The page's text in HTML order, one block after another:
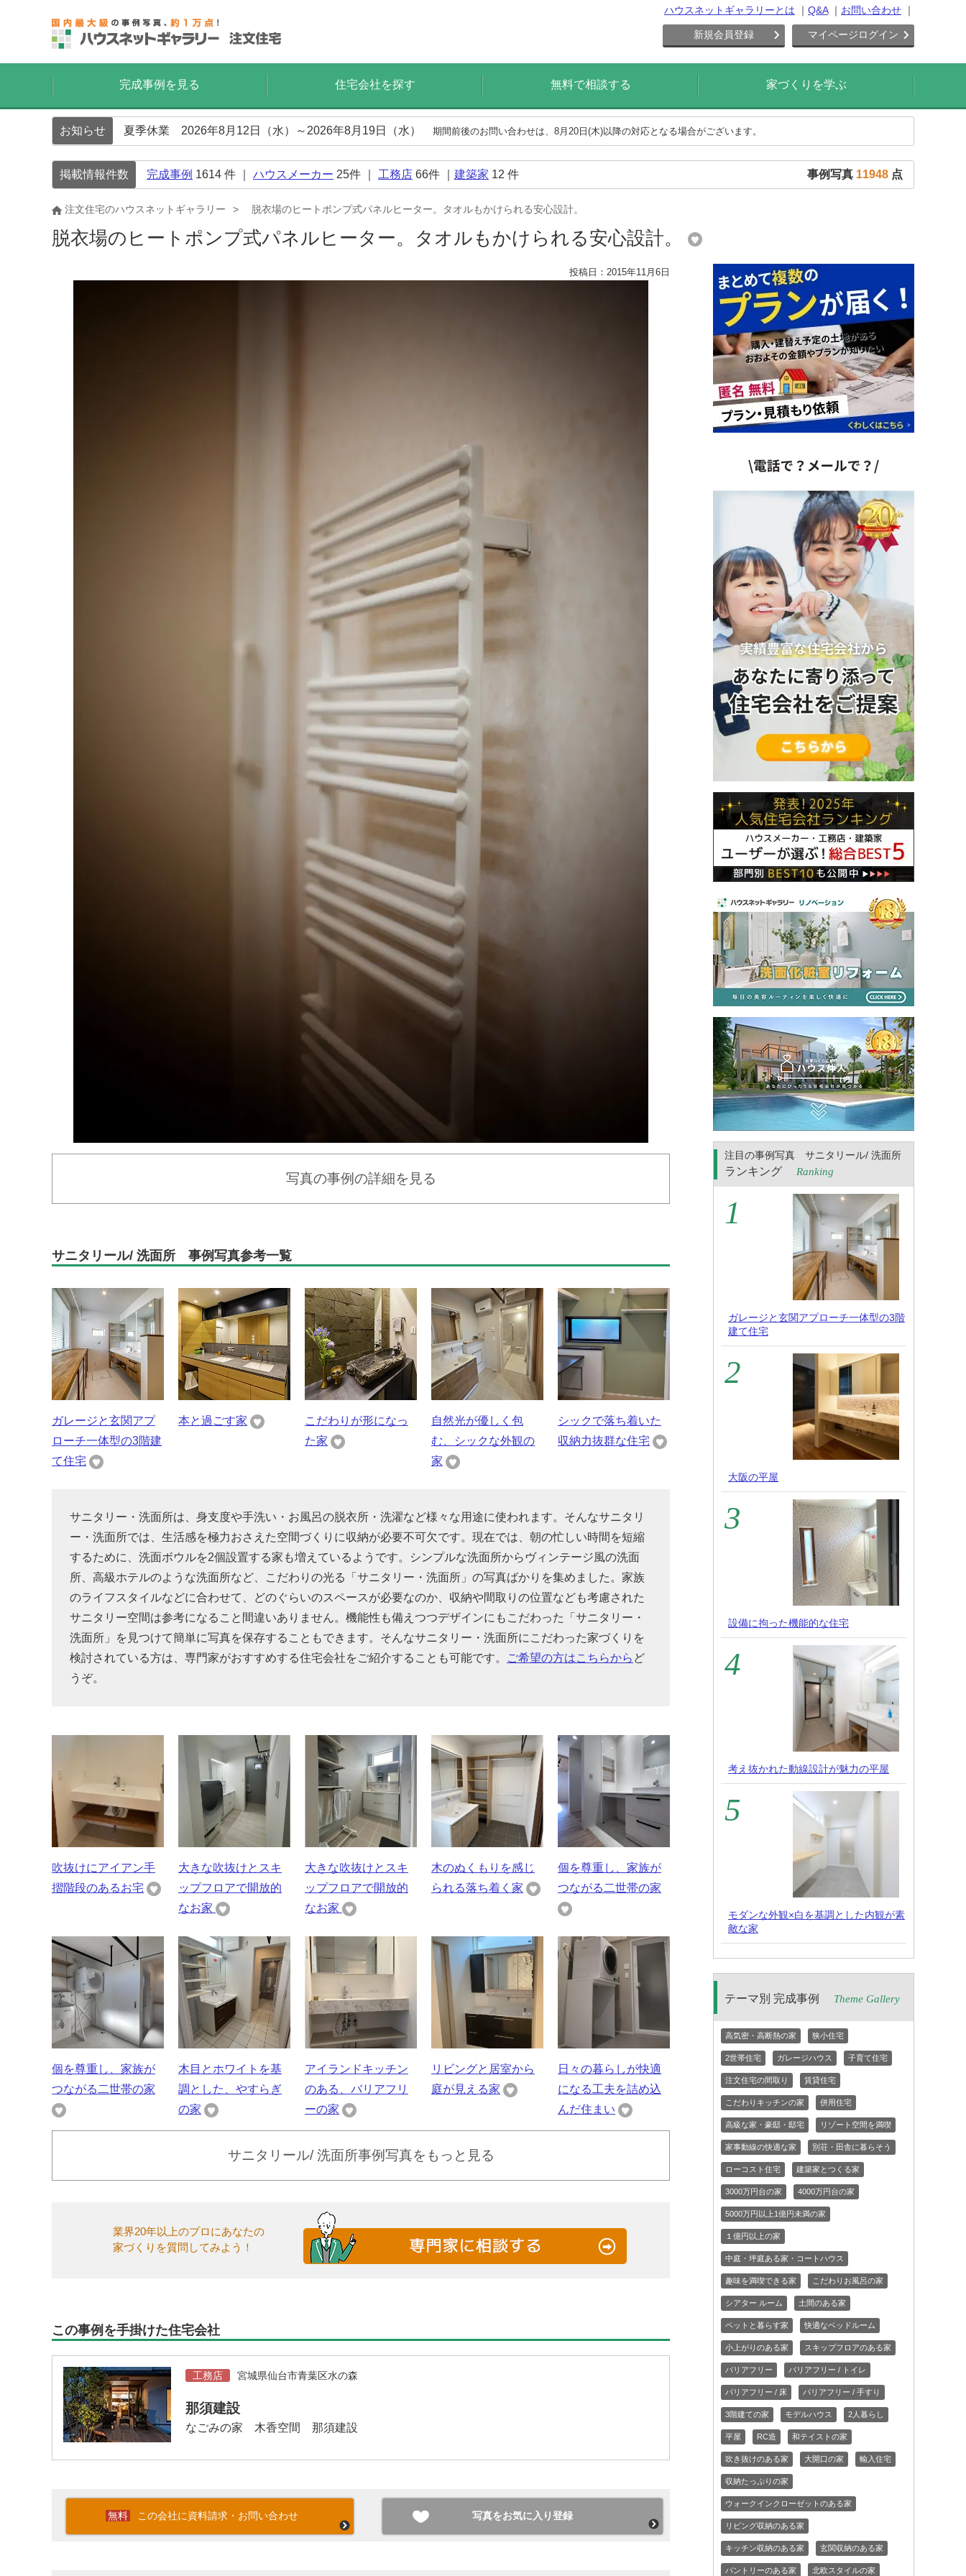
ハウスネットギャラリーとは Q&A お問い合わせ
新規会員登録 マイページログイン
完成事例を見る 住宅会社を探す 無料で相談する 家づくりを学ぶ
お知らせ 夏季休業 2026年8月12日（水）～2026年8月19日（水） 期間前後のお問い合わせは、8月20日(木)以降の対応となる場合がございます。
掲載情報件数 完成事例 1614 件 ｜ ハウスメーカー 25件 ｜ 工務店 66件 ｜ 建築家 12 件 事例写真 11948 点
注文住宅のハウスネットギャラリー 脱衣場のヒートポンプ式パネルヒーター。タオルもかけられる安心設計。
脱衣場のヒートポンプ式パネルヒーター。タオルもかけられる安心設計。
投稿日：2015年11月6日
写真の事例の詳細を見る
サニタリール/ 洗面所 事例写真参考一覧
ガレージと玄関アプ
ローチ一体型の3階建
て住宅
本と過ごす家
こだわりが形になっ
た家
自然光が優しく包
む、シックな外観の
家
シックで落ち着いた
収納力抜群な住宅
サニタリー・洗面所は、身支度や手洗い・お風呂の脱衣所・洗濯など様々な用途に使われます。そんなサニタリ
ー・洗面所では、生活感を極力おさえた空間づくりに収納が必要不可欠です。現在では、朝の忙しい時間を短縮
するために、洗面ボウルを2個設置する家も増えているようです。シンプルな洗面所からヴィンテージ風の洗面
所、高級ホテルのような洗面所など、こだわりの光る「サニタリー・洗面所」の写真ばかりを集めました。家族
のライフスタイルなどに合わせて、どのぐらいのスペースが必要なのか、収納や間取りの位置なども考慮された
サニタリー空間は参考になること間違いありません。機能性も備えつつデザインにもこだわった「サニタリー・
洗面所」を見つけて簡単に写真を保存することもできます。そんなサニタリー・洗面所にこだわった家づくりを
検討されている方は、専門家がおすすめする住宅会社をご紹介することも可能です。
ご希望の方はこちらから ど
うぞ。
吹抜けにアイアン手
摺階段のあるお宅
大きな吹抜けとスキ
ップフロアで開放的
なお家
大きな吹抜けとスキ
ップフロアで開放的
なお家
木のぬくもりを感じ
られる落ち着く家
個を尊重し、家族が
つながる二世帯の家
個を尊重し、家族が
つながる二世帯の家
木目とホワイトを基
調とした、やすらぎ
の家
アイランドキッチン
のある、バリアフリ
ーの家
リビングと居室から
庭が見える家
日々の暮らしが快適
になる工夫を詰め込
んだ住まい
サニタリール/ 洗面所事例写真をもっと見る
業界20年以上のプロにあなたの
家づくりを質問してみよう！
この事例を手掛けた住宅会社
工務店 宮城県仙台市青葉区水の森
那須建設
なごみの家 木香空間 那須建設
この会社に資料請求・お問い合わせ 写真をお気に入り登録
注目の事例写真 サニタリール/ 洗面所
ランキング Ranking
ガレージと玄関アプローチ一体型の3階
建て住宅
大阪の平屋
設備に拘った機能的な住宅
考え抜かれた動線設計が魅力の平屋
モダンな外観×白を基調とした内観が素
敵な家
テーマ別 完成事例 Theme Gallery
高気密・高断熱の家 狭小住宅
2世帯住宅 ガレージハウス 子育て住宅
注文住宅の間取り 賃貸住宅
こだわりキッチンの家 併用住宅
高級な家・豪邸・邸宅 リゾート空間を満喫
家事動線の快適な家 別荘・田舎に暮らそう
ローコスト住宅 建築家とつくる家
3000万円台の家 4000万円台の家
5000万円以上1億円未満の家
１億円以上の家
中庭・坪庭ある家・コートハウス
趣味を満喫できる家 こだわりお風呂の家
シアター ルーム 土間のある家
ペットと暮らす家 快適なベッドルーム
小上がりのある家 スキップフロアのある家
バリアフリー バリアフリー / トイレ
バリアフリー / 床 バリアフリー / 手すり
3階建ての家 モデルハウス 2人暮らし
平屋 RC造 和テイストの家
吹き抜けのある家 大開口の家 輸入住宅
収納たっぷりの家
ウォークインクローゼットのある家
リビング収納のある家
キッチン収納のある家 玄関収納のある家
パントリーのある家 北欧スタイルの家